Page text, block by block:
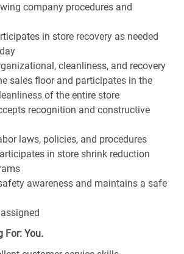
company procedures and
in store recovery as needed
cleanliness, and recovery
sales floor and participates in the
of the entire store
recognition and constructive
laws, policies, and procedures
in store shrink reduction
awareness and maintains a safe
For: You.